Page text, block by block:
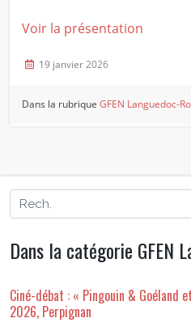
Voir la présentation
19 janvier 2026
Dans la rubriqueGFEN Languedoc-
Dans la catégorie GFEN
Ciné-débat : « Pingouin &
2026, Perpignan